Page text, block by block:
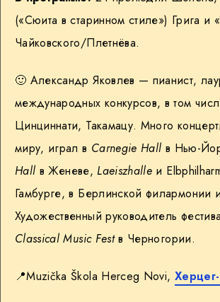
(«Сюита в старинном стиле») Грига и
Чайковского/Плетнёва.
🙂 Александр Яковлев — пианист,
международных конкурсов, в том
Цинциннати, Такамацу. Много
миру, играл в Carnegie Hall в Нью-
Hall в Женеве,Laeiszhalle и
Гамбурге, в Берлинской филармонии
Художественный руководитель
Classical Music Festв Черногории.
📍Muzička Škola Herceg Novi,